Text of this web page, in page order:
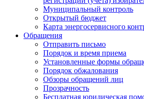
Муниципальный контроль
Открытый бюджет
Карта энергосервисного
Обращения
Отправить письмо
Порядок и время приема
Установленные формы
Порядок обжалования
Обзоры обращений лиц
Прозрачность
Бесплатная юридическая